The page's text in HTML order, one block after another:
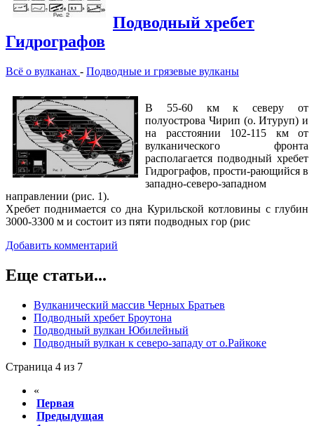
Подводный хребет
Гидрографов
Всё о вулканах - Подводные и грязевые вулканы
В 55-60 км к северу от
полуострова Чирип (о. Итуруп) и
на расстоянии 102-115 км от
вулканического фронта
располагается подводный хребет
Гидрографов, прости-рающийся в
западно-северо-западном
направлении (рис. 1).
Хребет поднимается со дна Курильской котловины с глубин
3000-3300 м и состоит из пяти подводных гор (рис
Добавить комментарий
Еще статьи...
Вулканический массив Черных Братьев
Подводный хребет Броутона
Подводный вулкан Юбилейный
Подводный вулкан к северо-западу от о.Райкоке
Страница 4 из 7
«
Первая
Предыдущая